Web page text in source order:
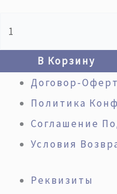
В Корзину
Договор-
Политика
Соглашение
Условия
Реквизиты